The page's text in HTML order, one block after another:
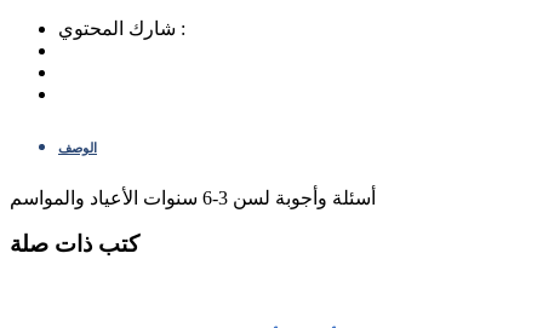
شارك المحتوي :
الوصف
أسئلة وأجوبة لسن 3-6 سنوات الأعياد والمواسم
كتب ذات صلة